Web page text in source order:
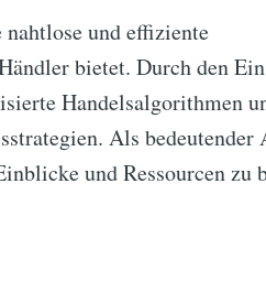
und effiziente
bietet. Durch den
Handelsalgorithmen
Als bedeutender
und Ressourcen zu